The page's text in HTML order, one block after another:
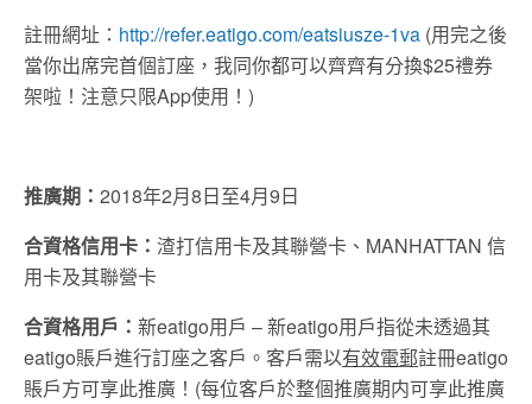
註冊網址： http://refer.eatigo.com/eatsiusze-1va (用完之後
當你出席完首個訂座，我同你都可以齊齊有分換$25禮券
架啦！注意只限App使用！)
推廣期： 2018年2月8日至4月9日
合資格信用卡： 渣打信用卡及其聯營卡、MANHATTAN 信
用卡及其聯營卡
合資格用戶： 新eatigo用戶 – 新eatigo用戶指從未透過其
eatigo賬戶進行訂座之客戶。客戶需以有效電郵註冊eatigo
賬戶方可享此推廣！(每位客戶於整個推廣期内可享此推廣